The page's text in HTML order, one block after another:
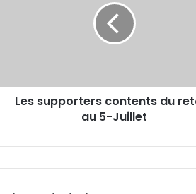
Les supporters contents du
au 5-Juillet